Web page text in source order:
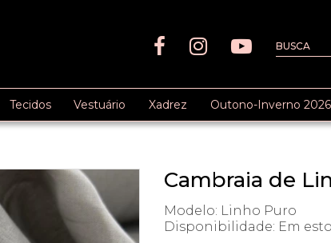
Tecidos Vestuário Xadrez Outono-Inverno 2026
Cambraia de
Modelo: Linho Puro
Disponibilidade: Em